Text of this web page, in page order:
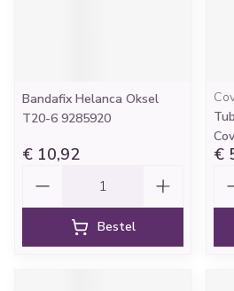
Bandafix Helanca Oksel
T20-6 9285920
€ 10,92
Bestel
€